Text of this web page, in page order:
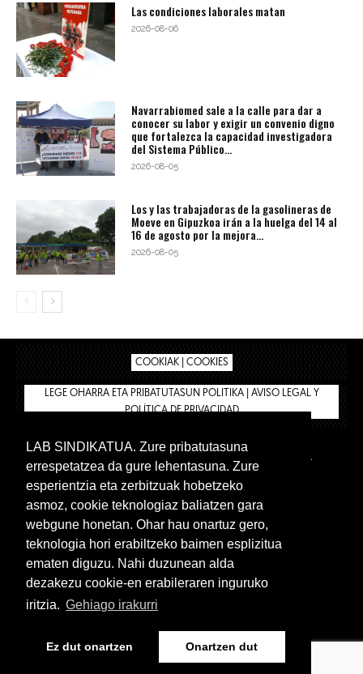
Las condiciones laborales matan
2026-08-06
Navarrabiomed sale a la calle para dar a
conocer su labor y exigir un convenio digno
que fortalezca la capacidad investigadora
del Sistema Público...
2026-08-05
Los y las trabajadoras de la gasolineras de
Moeve en Gipuzkoa irán a la huelga del 14 al
16 de agosto por la mejora...
2026-08-05
COOKIAK | COOKIES
LEGE OHARRA ETA PRIBATUTASUN POLITIKA | AVISO LEGAL Y
POLÍTICA DE PRIVACIDAD
BIZILAN.EUS
TIENDA
INTRANET 🔑
Euskera Castellano
www.lab.eus
Euskera Castellano
LAB SINDIKATUA. Zure pribatutasuna
errespetatzea da gure lehentasuna. Zure
esperientzia eta zerbitzuak hobetzeko
asmoz, cookie teknologiaz baliatzen gara
webgune honetan. Ohar hau onartuz gero,
teknologia hori erabiltzeko baimen esplizitua
ematen diguzu. Nahi duzunean alda
dezakezu cookie-en erabileraren inguruko
iritzia. Gehiago irakurri
Ez dut onartzen Onartzen dut